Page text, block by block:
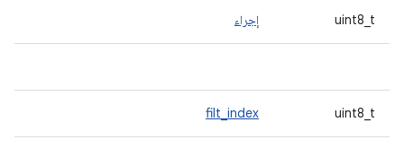
uint8_t إجراء
uint8_t
filt_index